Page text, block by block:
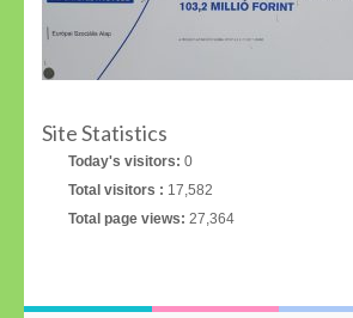
Site Statistics
Today's visitors: 0
Total visitors : 17,582
Total page views: 27,364